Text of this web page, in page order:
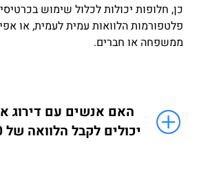
כן, חלופות יכולות לכלול שימוש
פלטפורמות הלוואות עמית לעמית, או
ממשפחה או חברים.
האם אנשים עם דירוג
יכולים לקבל הלוואה של 6,000 שקל?